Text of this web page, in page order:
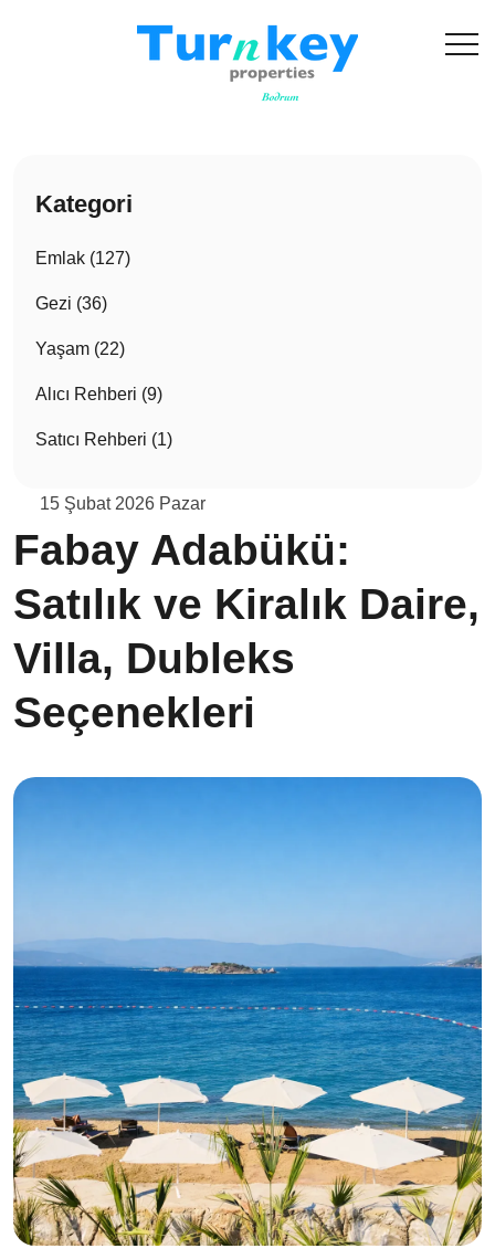
Kategori
Emlak (127)
Gezi (36)
Yaşam (22)
Alıcı Rehberi (9)
Satıcı Rehberi (1)
15 Şubat 2026 Pazar
Fabay Adabükü:
Satılık ve Kiralık Daire,
Villa, Dubleks
Seçenekleri